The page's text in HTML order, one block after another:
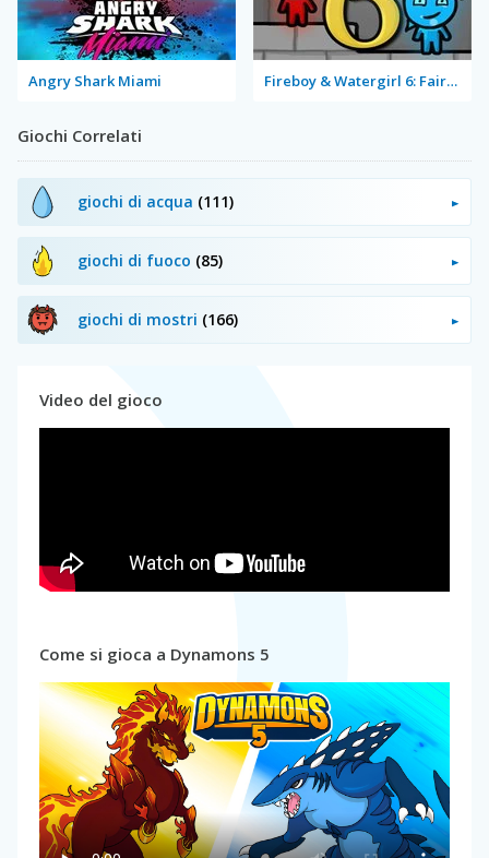
Angry Shark Miami Fireboy & Watergirl 6: Fairy Tales
Giochi Correlati
giochi di acqua (111)
giochi di fuoco (85)
giochi di mostri (166)
Video del gioco
Come si gioca a Dynamons 5